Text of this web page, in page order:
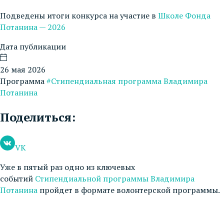
Подведены итоги конкурса на участие в Школе Фонда
Потанина — 2026
Дата публикации
26 мая 2026
Программа#Стипендиальная программа Владимира
Потанина
Поделиться:
VK
Уже в пятый раз одно из ключевых
событий Стипендиальной программы Владимира
Потанина пройдет в формате волонтерской программы.